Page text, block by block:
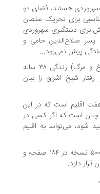
هستند، فضای دو
تحریک سلطان
دستگیری سهروردی
حامی و
نمی‌رود...
هجری در چهار فصل (تولد، کودکی، بلوغ و مرگ) زندگی ۳۸ ساله
اشراق را بیان
است که در این
که اگر کسی در
به اقلیم
کتاب «اقلیم هشتم» با شمارگان ۲هزار و ۵۰۰ نسخه در ۱۸۴ صفحه‌ و